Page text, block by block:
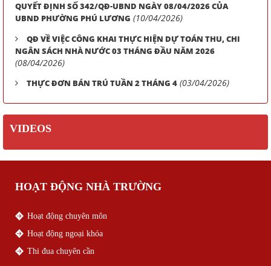
QUYẾT ĐỊNH SỐ 342/QĐ-UBND NGÀY 08/04/2026 CỦA
UBND PHƯỜNG PHÚ LƯƠNG (10/04/2026)
QĐ VỀ VIỆC CÔNG KHAI THỰC HIỆN DỰ TOÁN THU, CHI
NGÂN SÁCH NHÀ NƯỚC 03 THÁNG ĐẦU NĂM 2026
(08/04/2026)
THỰC ĐƠN BÁN TRÚ TUẦN 2 THÁNG 4 (03/04/2026)
VIDEOS
HOẠT ĐỘNG NHÀ TRƯỜNG
Hoạt động chuyên môn
Hoạt động ngoại khóa
Thi đua chuyên cần